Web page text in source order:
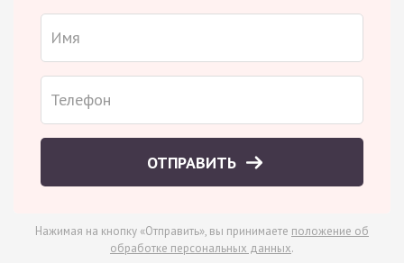
ОТПРАВИТЬ
Нажимая на кнопку «Отправить», вы принимаете положение об
обработке персональных данных.